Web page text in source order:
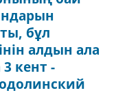
бұл
алдын ала
кент -